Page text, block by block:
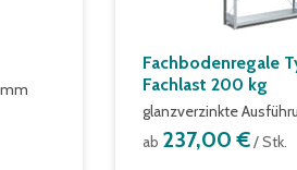
Fachbodenregale
Fachlast 200 kg
glanzverzinkte
ab 237,00 €/ Stk.